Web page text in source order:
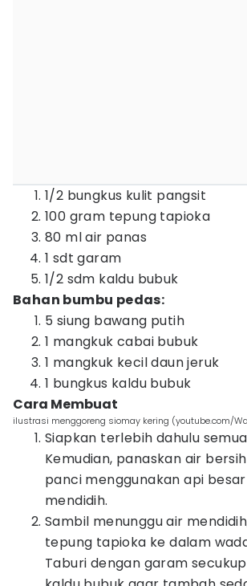
1/2 bungkus kulit pangsit
100 gram tepung tapioka
80 ml air panas
1 sdt garam
1/2 sdm kaldu bubuk
Bahan bumbu pedas:
5 siung bawang putih
1 mangkuk cabai bubuk
1 mangkuk kecil daun jeruk
1 bungkus kaldu bubuk
Cara Membuat
ilustrasi menggoreng siomay kering (youtube.com/
Siapkan terlebih dahulu
Kemudian, panaskan air
panci menggunakan api
mendidih.
Sambil menunggu air
tepung tapioka ke dalam
Taburi dengan garam